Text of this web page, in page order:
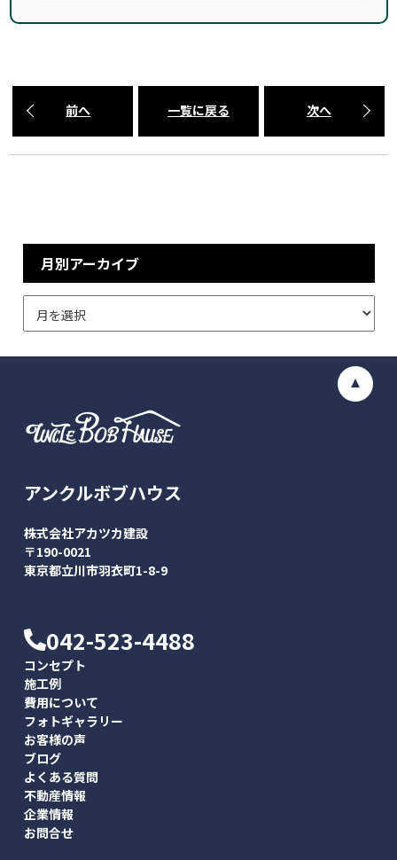
前へ 一覧に戻る 次へ
月別アーカイブ
アンクルボブハウス
株式会社アカツカ建設
〒190-0021
東京都立川市羽衣町1-8-9
042-523-4488
コンセプト
施工例
費用について
フォトギャラリー
お客様の声
ブログ
よくある質問
不動産情報
企業情報
お問合せ